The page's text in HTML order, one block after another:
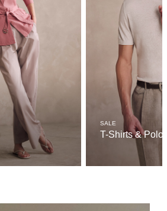
SALE
T-Shirts &